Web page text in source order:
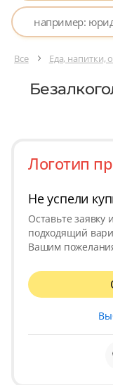
Все Еда, напитки,
Логотип
Не успели
Оставьте заявку
подходящий
Вашим